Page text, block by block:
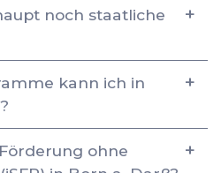
noch staatliche
kann ich in
ohne